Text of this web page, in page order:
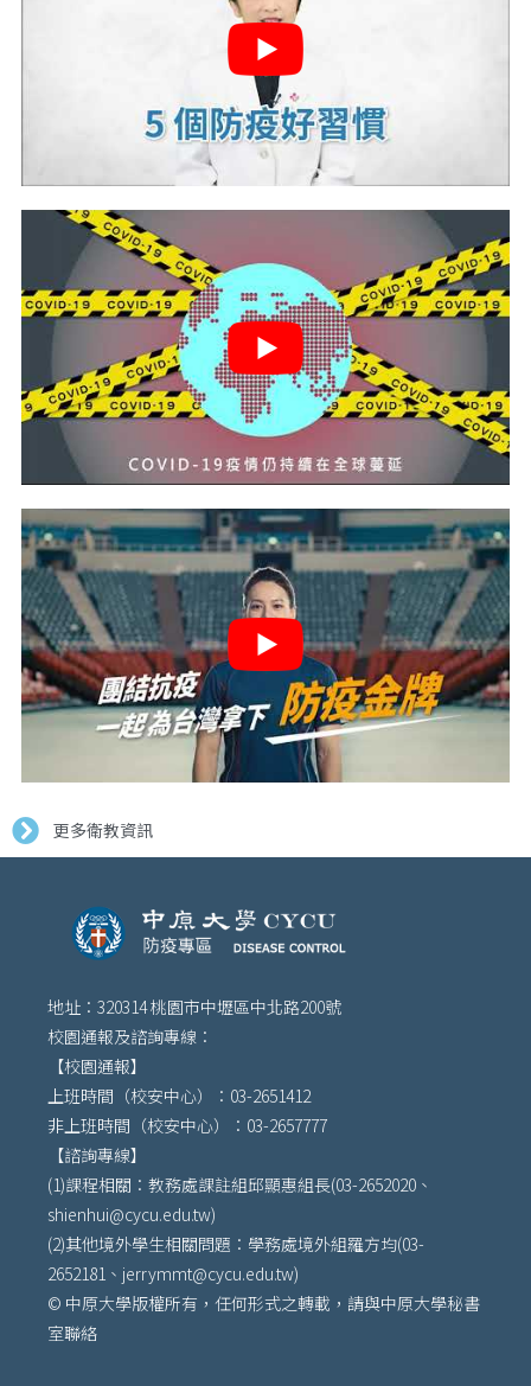
更多衛教資訊
地址：320314 桃園市中壢區中北路200號
校園通報及諮詢專線：
【校園通報】
上班時間（校安中心）：03-2651412
非上班時間（校安中心）：03-2657777
【諮詢專線】
(1)課程相關：教務處課註組邱顯惠組長(03-2652020、
shienhui@cycu.edu.tw)
(2)其他境外學生相關問題：學務處境外組羅方均(03-
2652181、jerrymmt@cycu.edu.tw)
© 中原大學版權所有，任何形式之轉載，請與中原大學秘書
室聯絡